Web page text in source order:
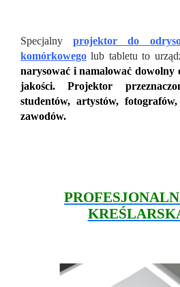
Specjalnyprojektor do
komórkowego lub tabletu to
narysować i namalować dowolny
jakości. Projektor
studentów, artystów,
zawodów.